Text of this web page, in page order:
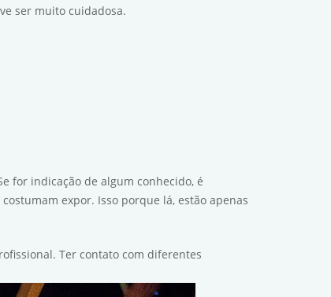
ser muito cuidadosa.
for indicação de algum conhecido, é
expor. Isso porque lá, estão apenas
Ter contato com diferentes